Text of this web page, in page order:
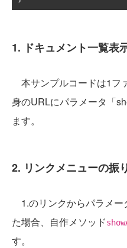
1. ドキュメント一覧表
本サンプルコードは1フ
身のURLにパラメータ「
ます。
2. リンクメニューの振
1.のリンクからパラメー
た場合、自作メソッド
す。